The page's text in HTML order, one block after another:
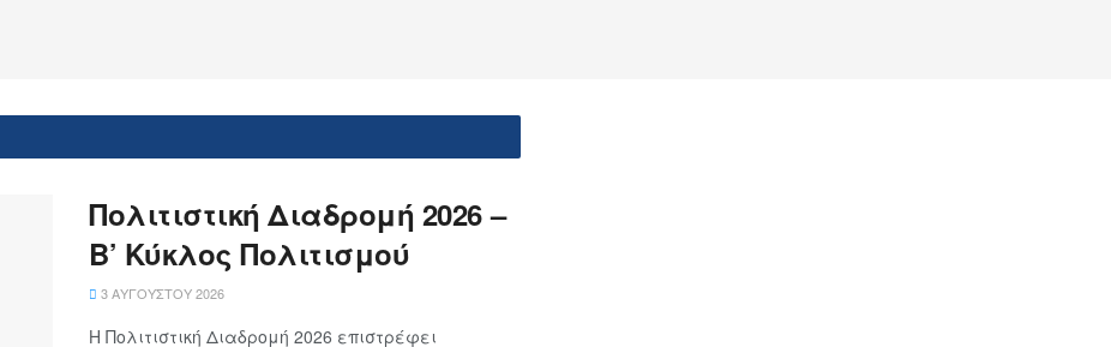
Πολιτιστική Διαδρομή 2026 –
Β’ Κύκλος Πολιτισμού
3 ΑΥΓΟΎΣΤΟΥ 2026
Η Πολιτιστική Διαδρομή 2026 επιστρέφει